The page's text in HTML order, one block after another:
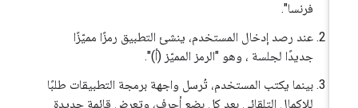
فرنسا".
عند رصد إدخال المستخدم، ينشئ التطبيق رمزًا مميّزًا
جديدًا لجلسة ، وهو "الرمز المميّز (أ)".
بينما يكتب المستخدم، تُرسل واجهة برمجة التطبيقات طلبًا
للإكمال التلقائي بعد كل بضع أحرف، وتعرض قائمة جديدة